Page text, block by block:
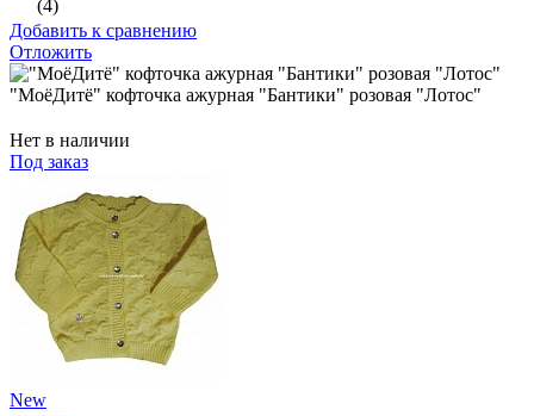
(4)
Добавить к сравнению
Отложить
"МоёДитё" кофточка ажурная "Бантики" розовая "Лотос"
Нет в наличии
Под заказ
New